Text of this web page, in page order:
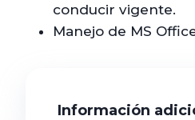
conducir vigente.
Manejo de MS
Información